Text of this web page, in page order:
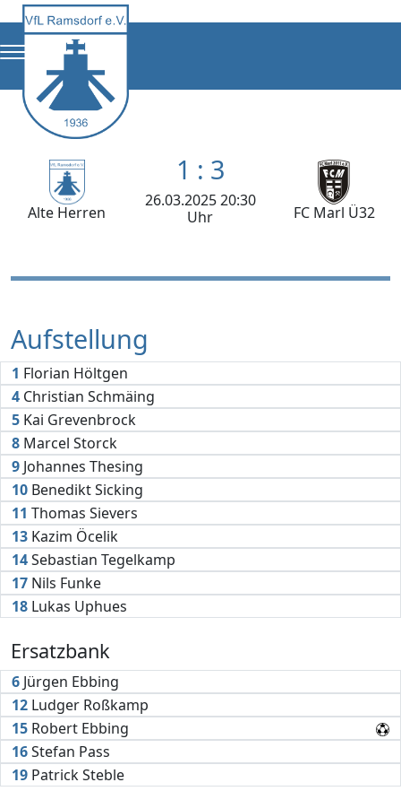
Alte Herren
1 : 3
26.03.2025 20:30
Uhr
FC Marl Ü32
Aufstellung
1 Florian Höltgen
4 Christian Schmäing
5 Kai Grevenbrock
8 Marcel Storck
9 Johannes Thesing
10 Benedikt Sicking
11 Thomas Sievers
13 Kazim Öcelik
14Sebastian Tegelkamp
17 Nils Funke
18 Lukas Uphues
Ersatzbank
6 Jürgen Ebbing
12 Ludger Roßkamp
15 Robert Ebbing
16Stefan Pass
19 Patrick Steble